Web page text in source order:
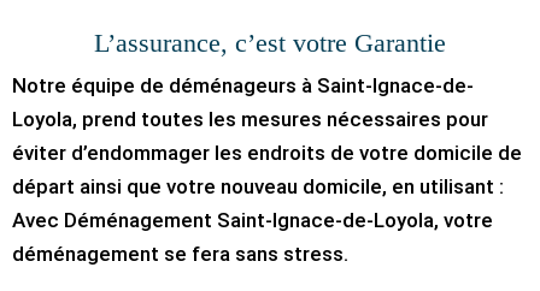
L’assurance, c’est votre Garantie
Notre équipe de déménageurs à Saint-Ignace-de-
Loyola, prend toutes les mesures nécessaires pour
éviter d’endommager les endroits de votre domicile de
départ ainsi que votre nouveau domicile, en utilisant :
Avec Déménagement Saint-Ignace-de-Loyola, votre
déménagement se fera sans stress.